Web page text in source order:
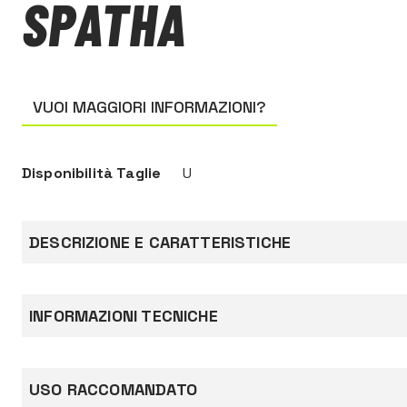
SPATHA
VUOI MAGGIORI INFORMAZIONI?
Disponibilità Taglie U
DESCRIZIONE E CARATTERISTICHE
accompagnare il lavoratore in quota; lama
sull’imbracatura.
INFORMAZIONI TECNICHE
Documentazione
USO RACCOMANDATO